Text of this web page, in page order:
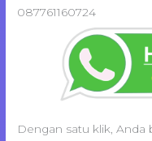
087761160724
Dengan satu klik, Anda